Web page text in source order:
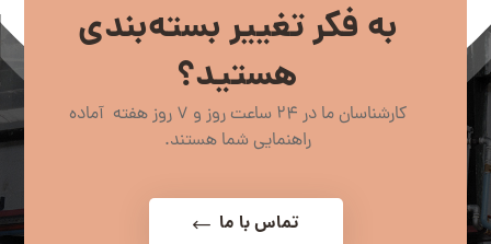
به فکر تغییر بسته‌بندی
هستید؟
کارشناسان ما در 24 ساعت روز و 7 روز هفته آماده
راهنمایی شما هستند.
تماس با ما